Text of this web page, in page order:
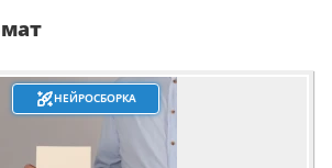
НЕЙРОСБОРКА